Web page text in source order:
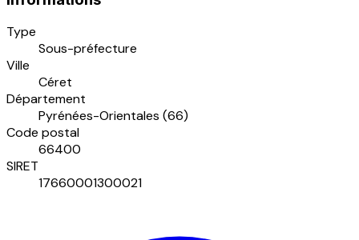
Type
Sous-préfecture
Ville
Céret
Département
Pyrénées-Orientales (66)
Code postal
66400
SIRET
17660001300021